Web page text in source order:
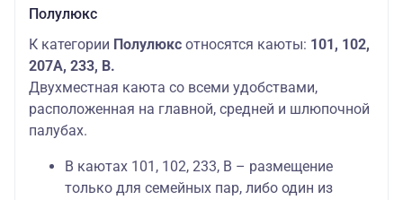
Полулюкс
К категории Полулюкс относятся каюты: 101, 102,
207А, 233, В.
Двухместная каюта со всеми удобствами,
расположенная на главной, средней и шлюпочной
палубах.
В каютах 101, 102, 233, В – размещение
только для семейных пар, либо один из